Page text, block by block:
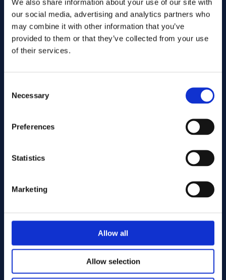
We also share information about your use of our site with
our social media, advertising and analytics partners who
may combine it with other information that you’ve
provided to them or that they’ve collected from your use
of their services.
Selection
Necessary
Preferences
Statistics
Marketing
Allow all
Allow selection
Associerade produkter
Alloy C-276 Round bar 16.00 x 1030.00 ASTM B574 -